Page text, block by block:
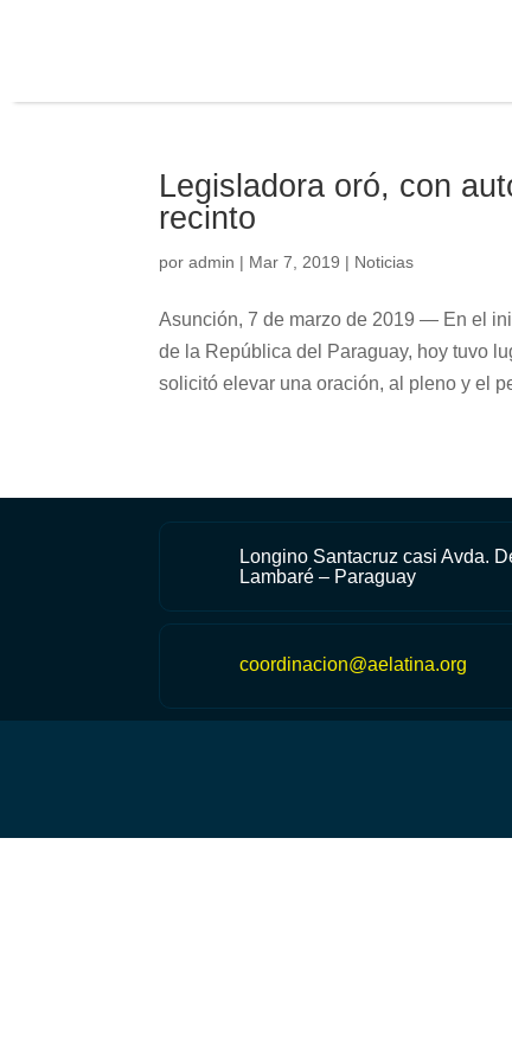
Legisladora oró, con
recinto
poradmin | Mar 7, 2019 | Noticias
Asunción, 7 de marzo de 2019 — En el
de la República del Paraguay, hoy tuvo
solicitó elevar una oración, al pleno y el
Longino Santacruz casi Avda.
Lambaré – Paraguay
coordinacion@aelatina.org